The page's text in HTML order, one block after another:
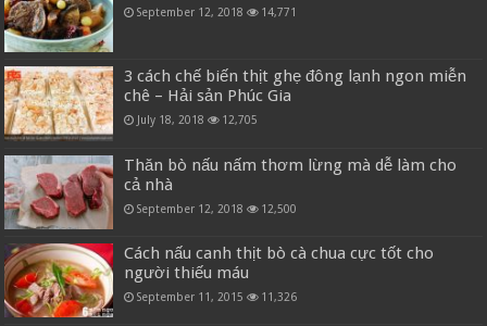
September 12, 2018 14,771
3 cách chế biến thịt ghẹ đông lạnh ngon miễn
chê – Hải sản Phúc Gia
July 18, 2018 12,705
Thăn bò nấu nấm thơm lừng mà dễ làm cho
cả nhà
September 12, 2018 12,500
Cách nấu canh thịt bò cà chua cực tốt cho
người thiếu máu
September 11, 2015 11,326